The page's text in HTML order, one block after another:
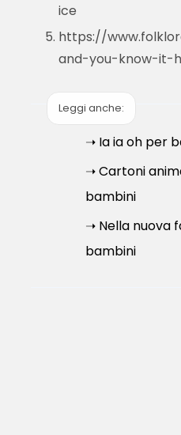
ice
https://
and-you-know-it-
Leggi anche:
➝ Ia ia oh per
➝ Cartoni
bambini
➝ Nella nuova
bambini